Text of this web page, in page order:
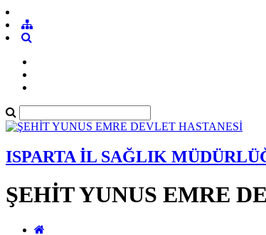
ISPARTA İL SAĞLIK
ŞEHİT YUNUS EMRE